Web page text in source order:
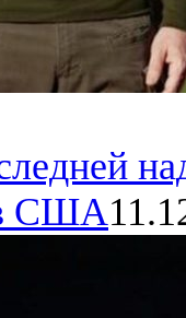
в США